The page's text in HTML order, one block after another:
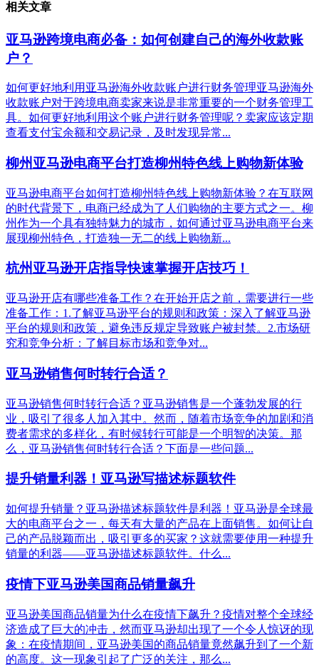
相关文章
亚马逊跨境电商必备：如何创建自己的海外收款账
户？
如何更好地利用亚马逊海外收款账户进行财务管理亚马逊海外
收款账户对于跨境电商卖家来说是非常重要的一个财务管理工
具。如何更好地利用这个账户进行财务管理呢？卖家应该定期
查看支付宝余额和交易记录，及时发现异常...
柳州亚马逊电商平台打造柳州特色线上购物新体验
亚马逊电商平台如何打造柳州特色线上购物新体验？在互联网
的时代背景下，电商已经成为了人们购物的主要方式之一。柳
州作为一个具有独特魅力的城市，如何通过亚马逊电商平台来
展现柳州特色，打造独一无二的线上购物新...
杭州亚马逊开店指导快速掌握开店技巧！
亚马逊开店有哪些准备工作？在开始开店之前，需要进行一些
准备工作：1.了解亚马逊平台的规则和政策：深入了解亚马逊
平台的规则和政策，避免违反规定导致账户被封禁。2.市场研
究和竞争分析：了解目标市场和竞争对...
亚马逊销售何时转行合适？
亚马逊销售何时转行合适？亚马逊销售是一个蓬勃发展的行
业，吸引了很多人加入其中。然而，随着市场竞争的加剧和消
费者需求的多样化，有时候转行可能是一个明智的决策。那
么，亚马逊销售何时转行合适？下面是一些问题...
提升销量利器！亚马逊写描述标题软件
如何提升销量？亚马逊描述标题软件是利器！亚马逊是全球最
大的电商平台之一，每天有大量的产品在上面销售。如何让自
己的产品脱颖而出，吸引更多的买家？这就需要使用一种提升
销量的利器——亚马逊描述标题软件。什么...
疫情下亚马逊美国商品销量飙升
亚马逊美国商品销量为什么在疫情下飙升？疫情对整个全球经
济造成了巨大的冲击，然而亚马逊却出现了一个令人惊讶的现
象：在疫情期间，亚马逊美国的商品销量竟然飙升到了一个新
的高度。这一现象引起了广泛的关注，那么...